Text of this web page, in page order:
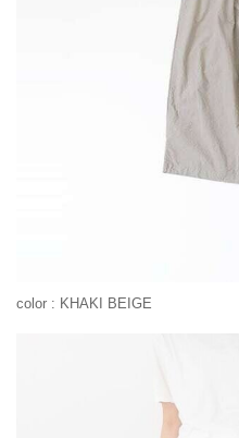
color : KHAKI BEIGE